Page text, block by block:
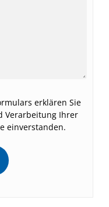
erklären Sie
Verarbeitung Ihrer
einverstanden.